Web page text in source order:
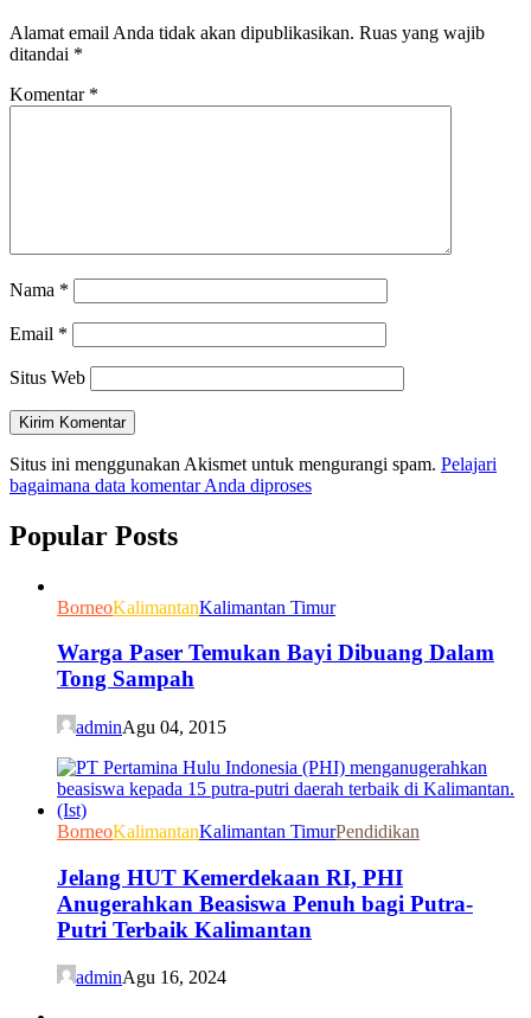
Alamat email Anda tidak akan dipublikasikan. Ruas yang wajib
ditandai *
Komentar *
Nama *
Email *
Situs Web
Situs ini menggunakan Akismet untuk mengurangi spam. Pelajari
bagaimana data komentar Anda diproses
Popular Posts
BorneoKalimantanKalimantan Timur
Warga Paser Temukan Bayi Dibuang Dalam
Tong Sampah
adminAgu 04, 2015
BorneoKalimantanKalimantan TimurPendidikan
Jelang HUT Kemerdekaan RI, PHI
Anugerahkan Beasiswa Penuh bagi Putra-
Putri Terbaik Kalimantan
adminAgu 16, 2024